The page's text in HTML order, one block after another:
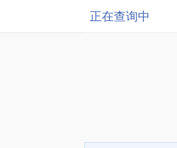
正在查询中